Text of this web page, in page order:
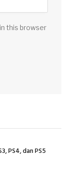
this browser
PS4, dan PS5